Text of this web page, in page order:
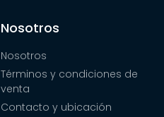
Nosotros
Nosotros
Términos y condiciones de
venta
Contacto y ubicación